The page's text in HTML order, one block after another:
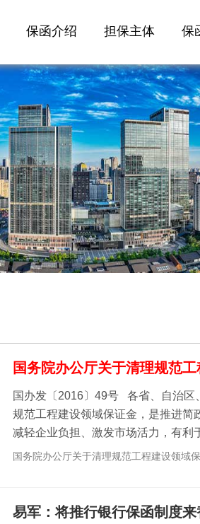
保函介绍 担保主体 保
国务院办公厅关于清理规范
国办发〔2016〕49号 各省、自治区、直辖市人民政府，国务院各部委、各直属机构： 清理
规范工程建设领域保证金，是推进简
减轻企业负担、激发市场活力，有利
建筑业转型升级。为做好清理规...
国务院办公厅关于清理规范工程建设领域
易军：将推行银行保函制度